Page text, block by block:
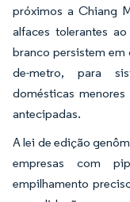
próximos a Chiang
alfaces tolerantes
branco persistem
de-metro, para
domésticas
antecipadas.
A lei de edição
empresas com
empilhamento